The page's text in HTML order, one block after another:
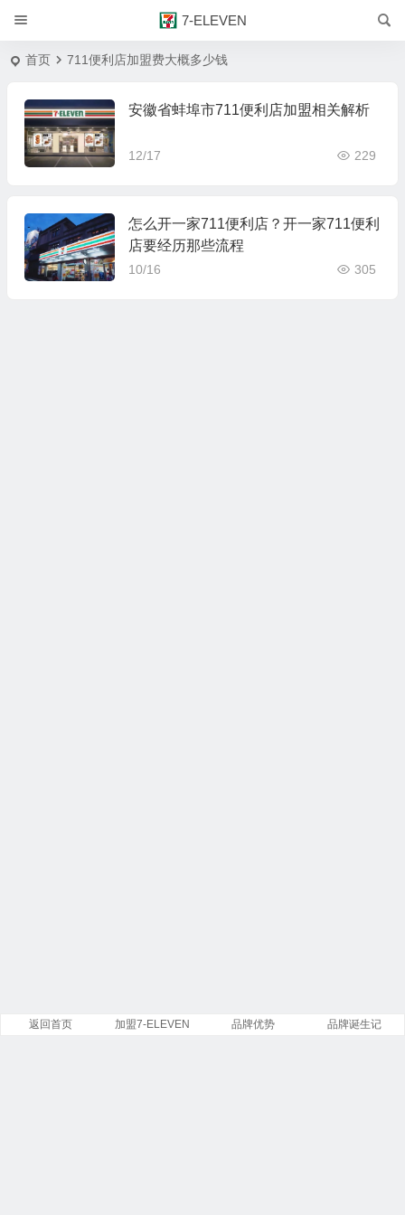
7-ELEVEN
首页 711便利店加盟费大概多少钱
安徽省蚌埠市711便利店加盟相关解析
12/17 229
怎么开一家711便利店？开一家711便利
店要经历那些流程
10/16 305
返回首页 加盟7-ELEVEN 品牌优势 品牌诞生记